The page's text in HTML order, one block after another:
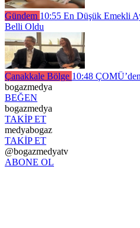
Gündem 10:55 En Düşük Emekli
Belli Oldu
Çanakkale Bölge 10:48
bogazmedya
BEĞEN
bogazmedya
TAKİP ET
medyabogaz
TAKİP ET
@bogazmedyatv
ABONE OL